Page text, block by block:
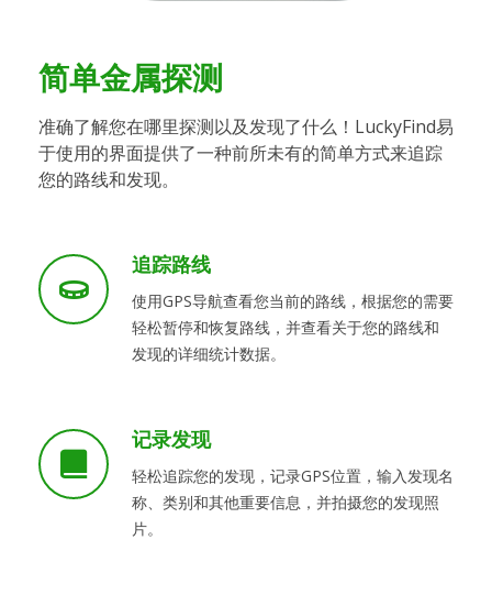
简单金属探测
准确了解您在哪里探测以及发现了什么！LuckyFind易
于使用的界面提供了一种前所未有的简单方式来追踪
您的路线和发现。
追踪路线
使用GPS导航查看您当前的路线，根据您的需要
轻松暂停和恢复路线，并查看关于您的路线和
发现的详细统计数据。
记录发现
轻松追踪您的发现，记录GPS位置，输入发现名
称、类别和其他重要信息，并拍摄您的发现照
片。